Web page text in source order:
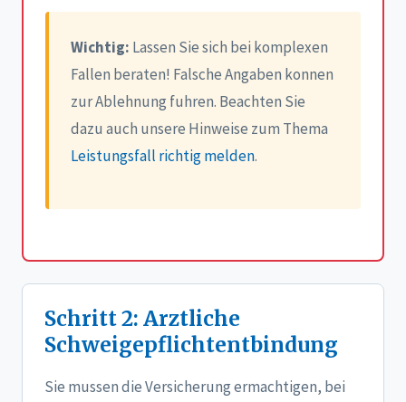
Wichtig: Lassen Sie sich bei komplexen
Fallen beraten! Falsche Angaben konnen
zur Ablehnung fuhren. Beachten Sie
dazu auch unsere Hinweise zum Thema
Leistungsfall richtig melden.
Schritt 2: Arztliche
Schweigepflichtentbindung
Sie mussen die Versicherung ermachtigen, bei